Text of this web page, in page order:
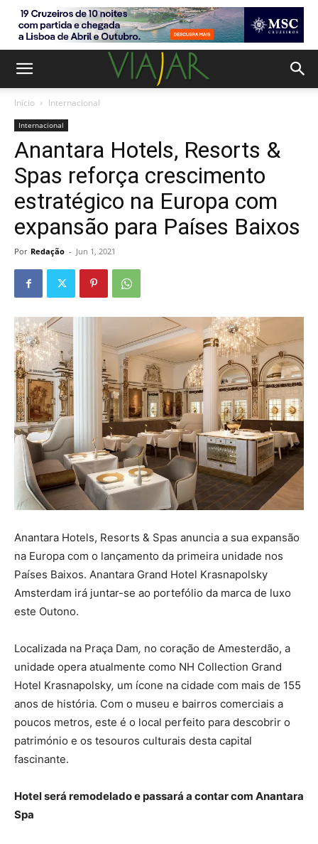
Início Internacional
Internacional
Anantara Hotels, Resorts &
Spas reforça crescimento
estratégico na Europa com
expansão para Países Baixos
Por Redação - Jun 1, 2021
Anantara Hotels, Resorts & Spas anuncia a sua expansão
na Europa com o lançamento da primeira unidade nos
Países Baixos. Anantara Grand Hotel Krasnapolsky
Amsterdam irá juntar-se ao portefólio da marca de luxo
este Outono.
Localizada na Praça Dam, no coração de Amesterdão, a
unidade opera atualmente como NH Collection Grand
Hotel Krasnapolsky, um ícone na cidade com mais de 155
anos de história. Com o museu e bairros comerciais a
poucos metros, este é o local perfeito para descobrir o
património e os tesouros culturais desta capital
fascinante.
Hotel será remodelado e passará a contar com Anantara
Spa